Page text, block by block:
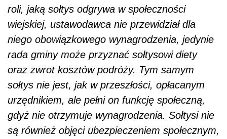
roli, jaką sołtys odgrywa w społeczności
wiejskiej, ustawodawca nie przewidział dla
niego obowiązkowego wynagrodzenia, jedynie
rada gminy może przyznać sołtysowi diety
oraz zwrot kosztów podróży. Tym samym
sołtys nie jest, jak w przeszłości, opłacanym
urzędnikiem, ale pełni on funkcję społeczną,
gdyż nie otrzymuje wynagrodzenia. Sołtysi nie
są również objęci ubezpieczeniem społecznym,